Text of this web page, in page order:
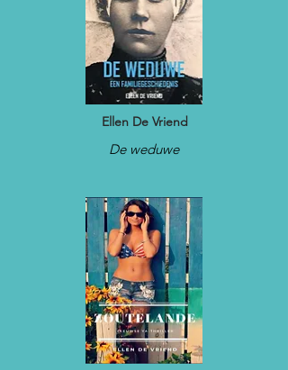
Ellen De Vriend
De weduwe